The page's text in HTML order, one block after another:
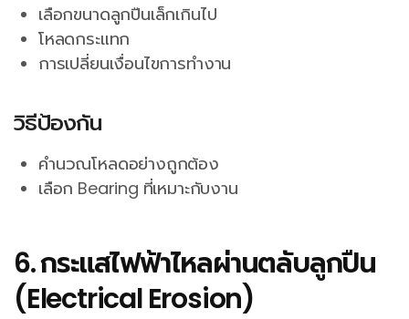
เลือกขนาดลูกปืนเล็กเกินไป
โหลดกระแทก
การเปลี่ยนเงื่อนไขการทำงาน
วิธีป้องกัน
คำนวณโหลดอย่างถูกต้อง
เลือก Bearing ที่เหมาะกับงาน
6. กระแสไฟฟ้าไหลผ่านตลับลูกปืน
(Electrical Erosion)